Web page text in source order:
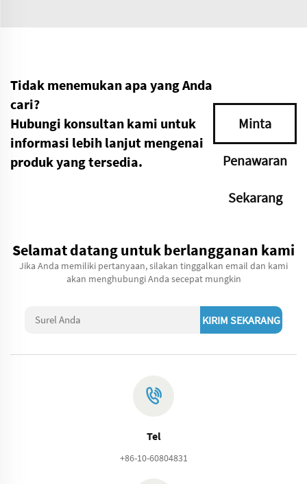
Tidak menemukan apa yang Anda
cari?
Hubungi konsultan kami untuk
informasi lebih lanjut mengenai
produk yang tersedia.
Minta
Penawaran
Sekarang
Selamat datang untuk berlangganan kami
Jika Anda memiliki pertanyaan, silakan tinggalkan email dan kami
akan menghubungi Anda secepat mungkin
KIRIM SEKARANG
Tel
+86-10-60804831